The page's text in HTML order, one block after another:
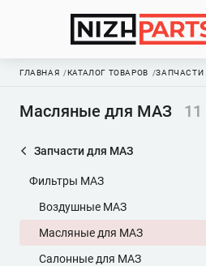
ГЛАВНАЯ КАТАЛОГ ТОВАРОВ ЗАПЧАСТИ
Масляные для МАЗ 11
Запчасти для МАЗ
Фильтры МАЗ
Воздушные МАЗ
Масляные для МАЗ
Салонные для МАЗ